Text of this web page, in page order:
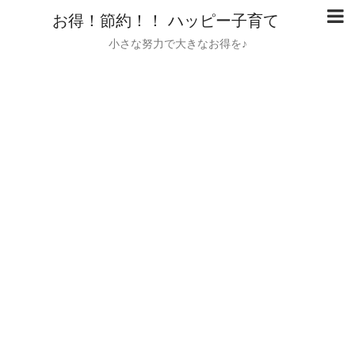
お得！節約！！ ハッピー子育て
小さな努力で大きなお得を♪